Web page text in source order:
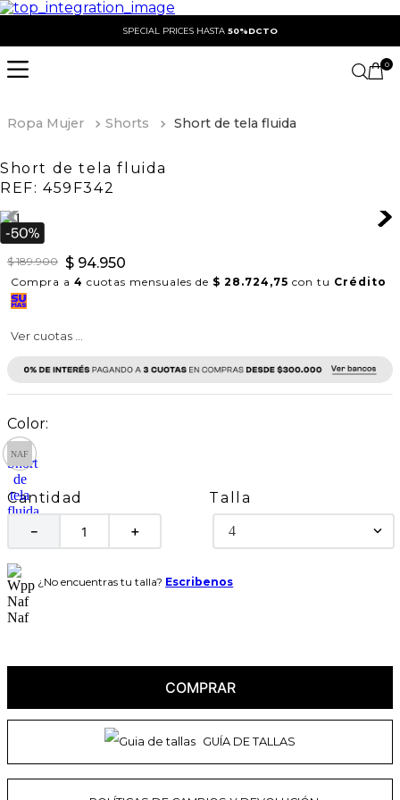
SPECIAL PRICES HASTA 50%DCTO
0
Ropa Mujer Shorts Short de tela fluida
Short de tela fluida
REF: 459F342
$ 189.900 $ 94.950
Compra a 4 cuotas mensuales de $ 28.724,75 con tu Crédito
Ver cuotas ...
Cantidad
＋
－
Talla
4
¿No encuentras tu talla? Escribenos
COMPRAR
GUÍA DE TALLAS